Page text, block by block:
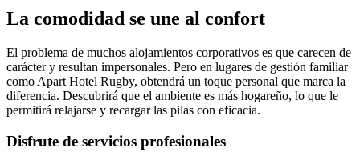
La comodidad se une al confort
El problema de muchos alojamientos corporativos es que carecen de
carácter y resultan impersonales. Pero en lugares de gestión familiar
como Apart Hotel Rugby, obtendrá un toque personal que marca la
diferencia. Descubrirá que el ambiente es más hogareño, lo que le
permitirá relajarse y recargar las pilas con eficacia.
Disfrute de servicios profesionales